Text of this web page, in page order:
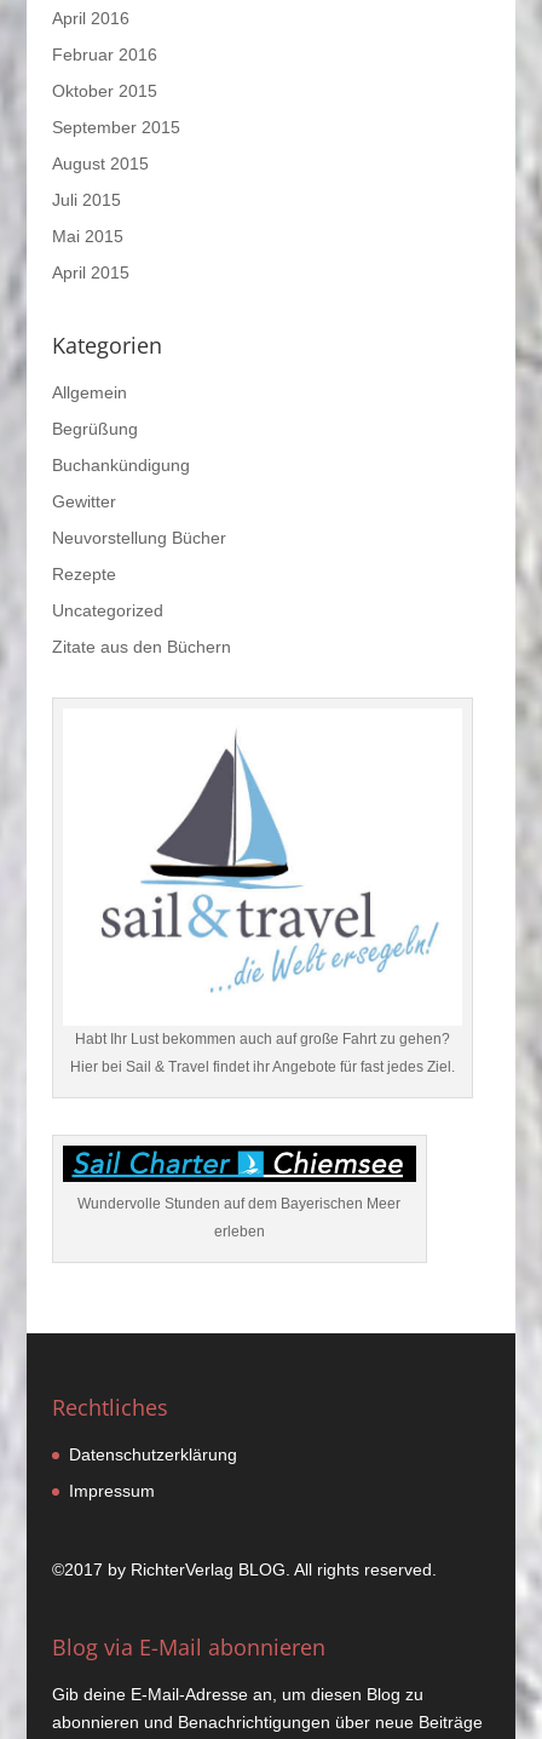
April 2016
Februar 2016
Oktober 2015
September 2015
August 2015
Juli 2015
Mai 2015
April 2015
Kategorien
Allgemein
Begrüßung
Buchankündigung
Gewitter
Neuvorstellung Bücher
Rezepte
Uncategorized
Zitate aus den Büchern
Habt Ihr Lust bekommen auch auf große Fahrt zu gehen?
Hier bei Sail & Travel findet ihr Angebote für fast jedes Ziel.
Wundervolle Stunden auf dem Bayerischen Meer
erleben
Rechtliches
Datenschutzerklärung
Impressum
©2017 by RichterVerlag BLOG. All rights reserved.
Blog via E-Mail abonnieren
Gib deine E-Mail-Adresse an, um diesen Blog zu
abonnieren und Benachrichtigungen über neue Beiträge